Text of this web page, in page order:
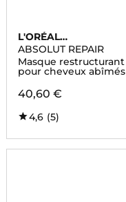
L'ORÉAL
PROFESSIONNEL
ABSOLUT REPAIR
Masque restructurant
pour cheveux abîmés
40,60 €
4,6 (5)